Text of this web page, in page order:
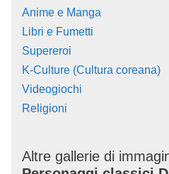
Anime e Manga
Libri e Fumetti
Supereroi
K-Culture (Cultura coreana)
Videogiochi
Religioni
Altre gallerie di